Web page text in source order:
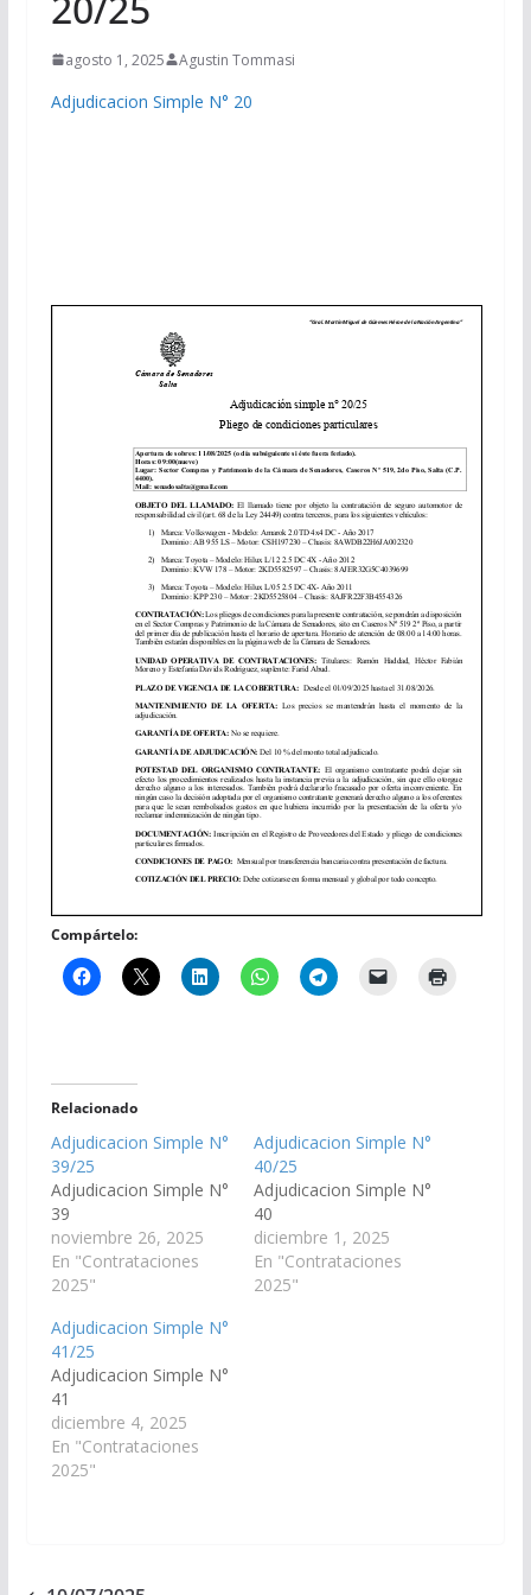
agosto 1, 2025 Agustin Tommasi
Adjudicacion Simple N° 20
Compártelo:
Relacionado
Adjudicacion Simple N°
39/25
Adjudicacion Simple N°
39
noviembre 26, 2025
En "Contrataciones
2025"
Adjudicacion Simple N°
40/25
Adjudicacion Simple N°
40
diciembre 1, 2025
En "Contrataciones
2025"
Adjudicacion Simple N°
41/25
Adjudicacion Simple N°
41
diciembre 4, 2025
En "Contrataciones
2025"